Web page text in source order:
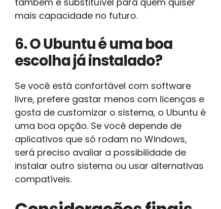
mais capacidade no futuro.
6. O Ubuntu é uma boa
escolha já instalado?
Se você está confortável com software
livre, prefere gastar menos com licenças e
gosta de customizar o sistema, o Ubuntu é
uma boa opção. Se você depende de
aplicativos que só rodam no Windows,
será preciso avaliar a possibilidade de
instalar outro sistema ou usar alternativas
compatíveis.